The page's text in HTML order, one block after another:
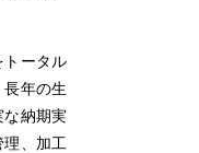
トータル
年の生
な納期実
、加工